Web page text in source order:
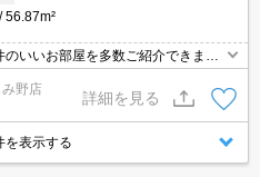
56.87m²
いいお部屋を多数ご紹介できます♪
まで是非お問い合わせください！
野店
詳細を見る
を表示する